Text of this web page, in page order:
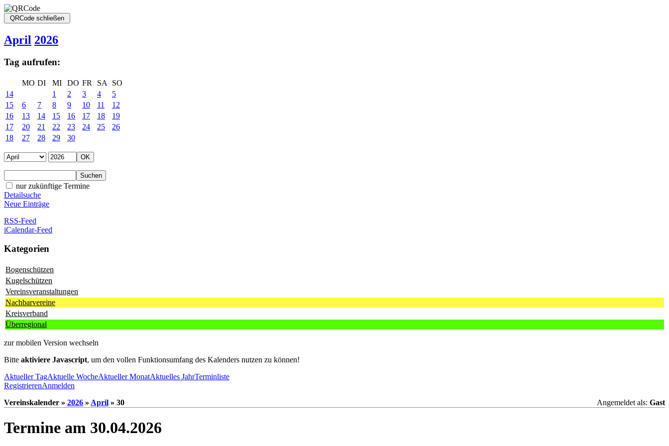
April 2026
Tag aufrufen:
MO DI MI DO FR SA
SO
14
1 2 3 4
5
15
6 7 8 9 10 11
12
16
13 14 15 16 17 18
19
17
20 21 22 23 24 25
26
18
27 28 29 30
nur zukünftige Termine
Detailsuche
Neue Einträge
RSS-Feed
iCalendar-Feed
Kategorien
Bogenschützen
Kugelschützen
Vereinsveranstaltungen
Nachbarvereine
Kreisverband
Überregional
zur mobilen Version wechseln
Bitte aktiviere Javascript, um den vollen Funktionsumfang des Kalenders nutzen zu können!
Aktueller TagAktuelle WocheAktueller MonatAktuelles JahrTerminliste
RegistrierenAnmelden
Vereinskalender » 2026 » April » 30 Angemeldet als: Gast
Termine am 30.04.2026